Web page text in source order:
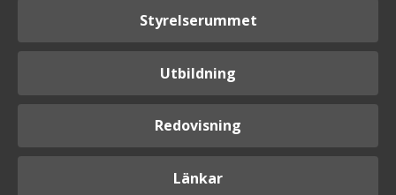
Styrelserummet
Utbildning
Redovisning
Länkar